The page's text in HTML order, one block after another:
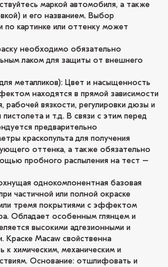
маркой автомобиля, а также
и его названием. Выбор
по картинке или оттенку может
необходимо обязательно
лаком для защиты от внешнего
металликов): Цвет и насыщенность
находятся в прямой зависимости
рабочей вязкости, регулировки дюзы и
пистолета и т.д. В связи с этим перед
предварительно
краскопульта для получения
оттенка, а также обязательно
пробного распыления на тест –
однокомпонентная базовая
частичной или полной окраске
тремя покрытиями с эффектом
Обладает особенным глянцем и
высокими адгезионными и
Краске Macaw свойственна
к химическим, механическим и
Основание: отшлифовать и